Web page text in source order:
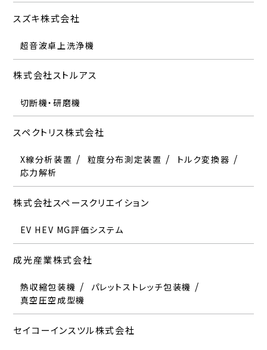
スズキ株式会社
超音波卓上洗浄機
株式会社ストルアス
切断機・研磨機
スペクトリス株式会社
X線分析装置 粒度分布測定装置
トルク変換器
応力解析
株式会社スペースクリエイション
EV HEV MG評価システム
成光産業株式会社
熱収縮包装機
パレットストレッチ包装機
真空圧空成型機
セイコーインスツル株式会社